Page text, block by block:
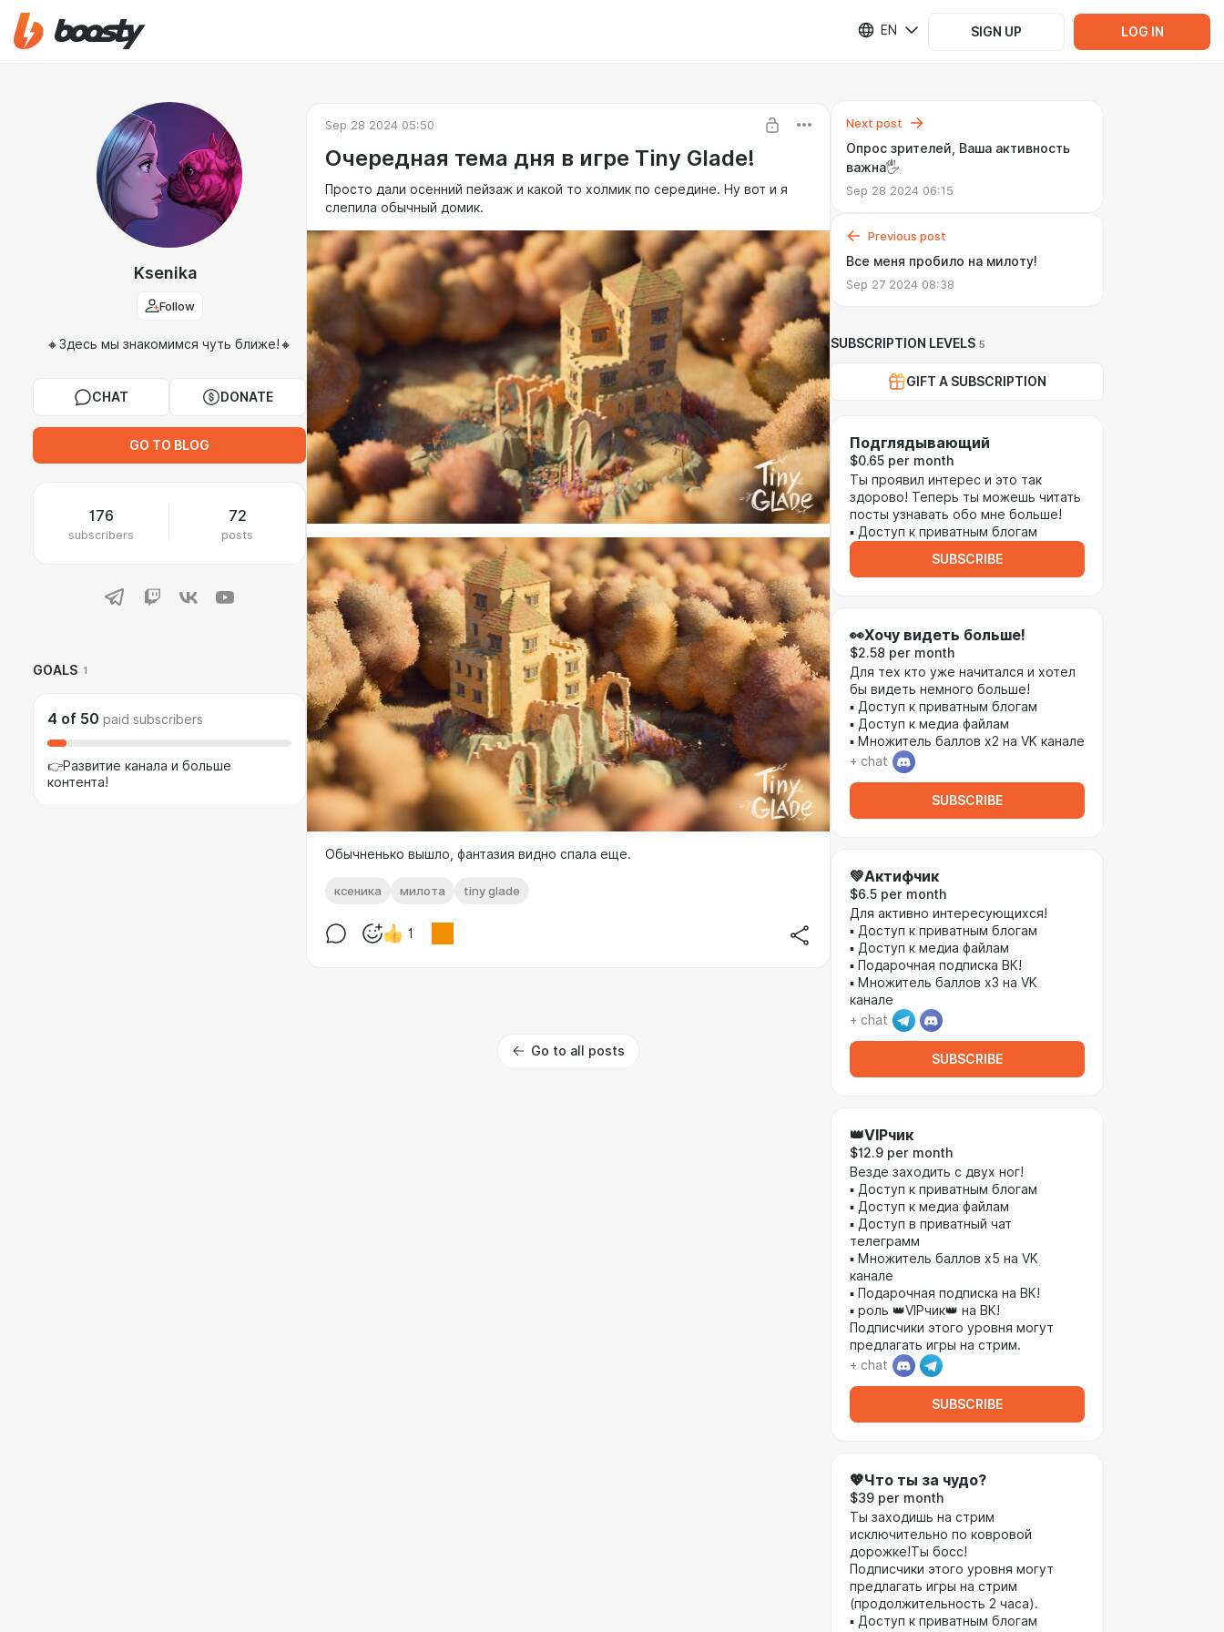
EN SIGN UP LOG IN
Ksenika
Follow
🔸Здесь мы знакомимся чуть ближе!🔸
CHAT DONATE
GO TO BLOG
176
subscribers
72
posts
GOALS 1
4 of 50 paid subscribers
👉Развитие канала и больше
контента!
Sep 28 2024 05:50
Очередная тема дня в игре Tiny Glade!
Просто дали осенний пейзаж и какой то холмик по середине. Ну вот и я
слепила обычный домик.
Обычненько вышло, фантазия видно спала еще.
ксеника милота tiny glade
1
Go to all posts
Next post
Опрос зрителей, Ваша активность
важна🖐
Sep 28 2024 06:15
Previous post
Все меня пробило на милоту!
Sep 27 2024 08:38
SUBSCRIPTION LEVELS 5
GIFT A SUBSCRIPTION
Подглядывающий
$0.65 per month
Ты проявил интерес и это так
здорово! Теперь ты можешь читать
посты узнавать обо мне больше!
▪ Доступ к приватным блогам
SUBSCRIBE
👀Хочу видеть больше!
$2.58 per month
Для тех кто уже начитался и хотел
бы видеть немного больше!
▪ Доступ к приватным блогам
▪ Доступ к медиа файлам
▪ Множитель баллов х2 на VK канале
+ chat
SUBSCRIBE
💚Актифчик
$6.5 per month
Для активно интересующихся!
▪ Доступ к приватным блогам
▪ Доступ к медиа файлам
▪ Подарочная подписка ВК!
▪ Множитель баллов х3 на VK
канале
+ chat
SUBSCRIBE
👑VIPчик
$12.9 per month
Везде заходить с двух ног!
▪ Доступ к приватным блогам
▪ Доступ к медиа файлам
▪ Доступ в приватный чат
телеграмм
▪ Множитель баллов х5 на VK
канале
▪ Подарочная подписка на ВК!
▪ роль 👑VIPчик👑 на ВК!
Подписчики этого уровня могут
предлагать игры на стрим.
+ chat
SUBSCRIBE
💖Что ты за чудо?
$39 per month
Ты заходишь на стрим
исключительно по ковровой
дорожке!Ты босс!
Подписчики этого уровня могут
предлагать игры на стрим
(продолжительность 2 часа).
▪ Доступ к приватным блогам